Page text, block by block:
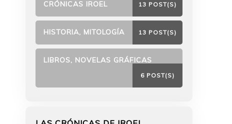
CRÓNICAS IROEL 13 POST(S)
HISTORIA, MITOLOGÍA 13 POST(S)
LIBROS, NOVELAS GRÁFICAS
6 POST(S)